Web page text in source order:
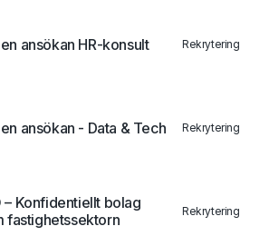
ansökan HR-konsult Rekrytering
ansökan - Data & Tech Rekrytering
– Konfidentiellt bolag
fastighetssektorn
Rekrytering